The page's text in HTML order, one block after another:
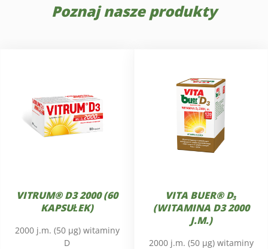
Poznaj nasze produkty
VITRUM® D3 2000 (60
KAPSUŁEK)
2000 j.m. (50 µg) witaminy
D
VITA BUER® D₃
(WITAMINA D3 2000
J.M.)
2000 j.m. (50 µg) witaminy